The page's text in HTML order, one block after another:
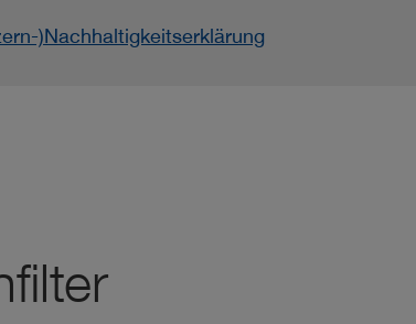
)Nachhaltig­­keits­erklärung